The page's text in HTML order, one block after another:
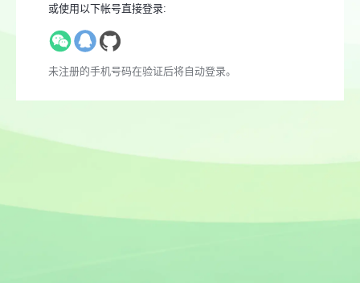
或使用以下帐号直接登录:
未注册的手机号码在验证后将自动登录。